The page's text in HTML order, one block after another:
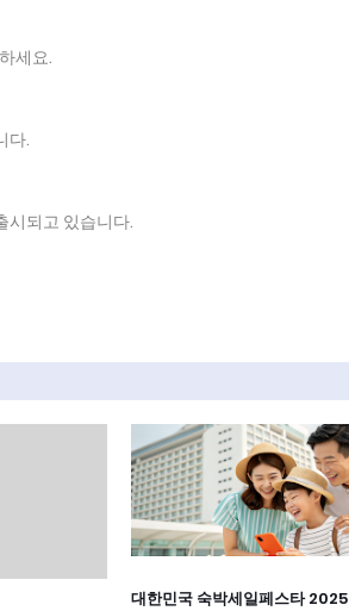
세요.
다.
시되고 있습니다.
대한민국 숙박세일페스타 2025